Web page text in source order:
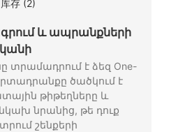
և ապրանքների
տրամադրում է ձեզ One-
ծածկում է
թիթեղները և
նրանից, թե դուք
շենքերի